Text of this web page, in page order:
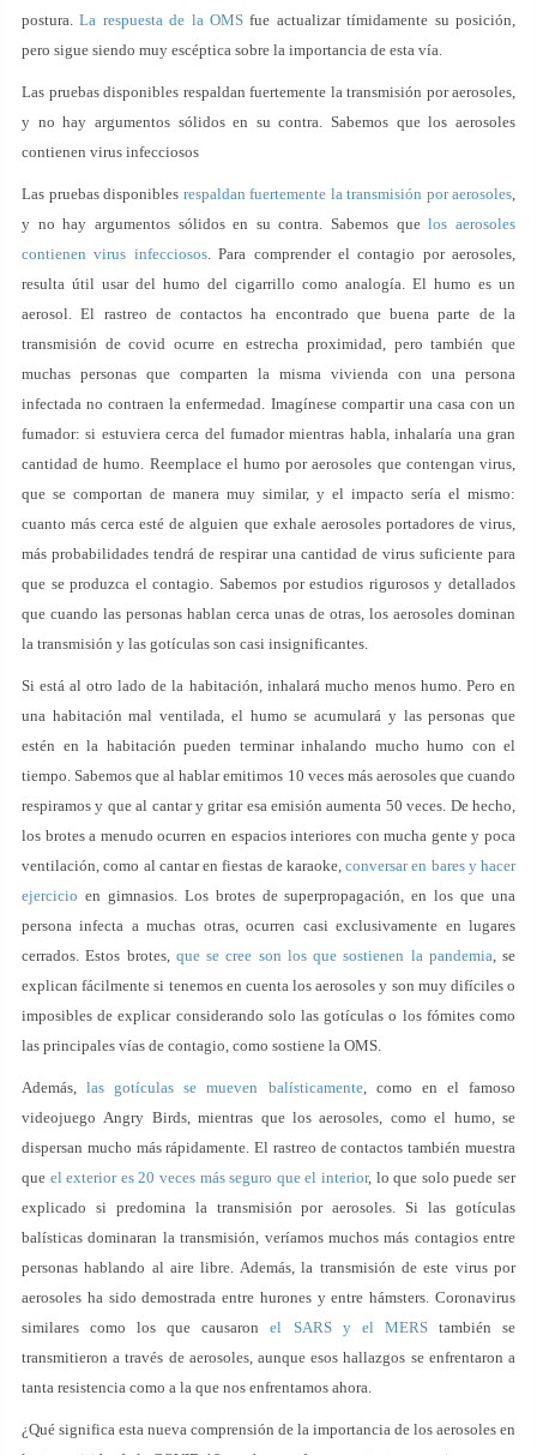
postura.La respuesta de la OMS fue actualizar tímidamente su posición,
pero sigue siendo muy escéptica sobre la importancia de esta vía.
Las pruebas disponibles respaldan fuertemente la transmisión por aerosoles,
y no hay argumentos sólidos en su contra. Sabemos que los aerosoles
contienen virus infecciosos
Las pruebas disponibles respaldan fuertemente la transmisión por aerosoles,
y no hay argumentos sólidos en su contra. Sabemos quelos aerosoles
contienen virus infecciosos. Para comprender el contagio por aerosoles,
resulta útil usar del humo del cigarrillo como analogía. El humo es un
aerosol. El rastreo de contactos ha encontrado que buena parte de la
transmisión de covid ocurre en estrecha proximidad, pero también que
muchas personas que comparten la misma vivienda con una persona
infectada no contraen la enfermedad. Imagínese compartir una casa con un
fumador: si estuviera cerca del fumador mientras habla, inhalaría una gran
cantidad de humo. Reemplace el humo por aerosoles que contengan virus,
que se comportan de manera muy similar, y el impacto sería el mismo:
cuanto más cerca esté de alguien que exhale aerosoles portadores de virus,
más probabilidades tendrá de respirar una cantidad de virus suficiente para
que se produzca el contagio. Sabemos por estudios rigurosos y detallados
que cuando las personas hablan cerca unas de otras, los aerosoles dominan
la transmisión y las gotículas son casi insignificantes.
Si está al otro lado de la habitación, inhalará mucho menos humo. Pero en
una habitación mal ventilada, el humo se acumulará y las personas que
estén en la habitación pueden terminar inhalando mucho humo con el
tiempo. Sabemos que al hablar emitimos 10 veces más aerosoles que cuando
respiramos y que al cantar y gritar esa emisión aumenta 50 veces. De hecho,
los brotes a menudo ocurren en espacios interiores con mucha gente y poca
ventilación, como al cantar en fiestas de karaoke, conversar en bares y hacer
ejercicio en gimnasios. Los brotes de superpropagación, en los que una
persona infecta a muchas otras, ocurren casi exclusivamente en lugares
cerrados. Estos brotes, que se cree son los que sostienen la pandemia, se
explican fácilmente si tenemos en cuenta los aerosoles y son muy difíciles o
imposibles de explicar considerando solo las gotículas o los fómites como
las principales vías de contagio, como sostiene la OMS.
Además, las gotículas se mueven balísticamente, como en el famoso
videojuego Angry Birds, mientras que los aerosoles, como el humo, se
dispersan mucho más rápidamente. El rastreo de contactos también muestra
que el exterior es 20 veces más seguro que el interior, lo que solo puede ser
explicado si predomina la transmisión por aerosoles. Si las gotículas
balísticas dominaran la transmisión, veríamos muchos más contagios entre
personas hablando al aire libre. Además, la transmisión de este virus por
aerosoles ha sido demostrada entre hurones y entre hámsters. Coronavirus
similares como los que causaronel SARS y el MERStambién se
transmitieron a través de aerosoles, aunque esos hallazgos se enfrentaron a
tanta resistencia como a la que nos enfrentamos ahora.
¿Qué significa esta nueva comprensión de la importancia de los aerosoles en